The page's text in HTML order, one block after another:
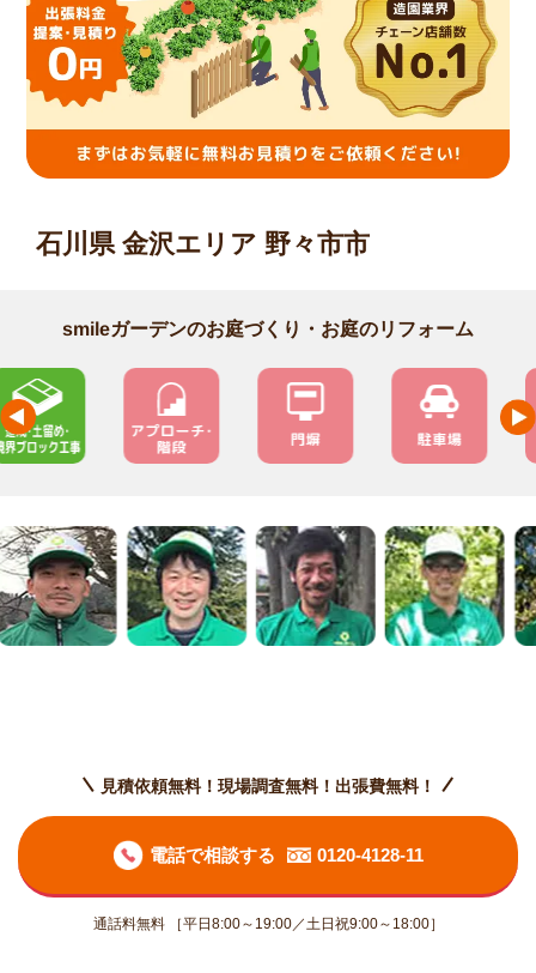
石川県 金沢エリア 野々市市
smileガーデンのお庭づくり・お庭のリフォーム
見積依頼無料！現場調査無料！出張費無料！
電話で相談する 0120-4128-11
通話料無料 ［平日8:00～19:00／土日祝9:00～18:00］